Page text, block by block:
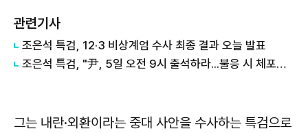
관련기사
조은석 특검, 12·3 비상계엄 수사 최종 결과 오늘 발표
조은석 특검, "尹, 5일 오전 9시 출석하라...불응 시 체포영장"
그는 내란·외환이라는 중대 사안을 수사하는 특검으로